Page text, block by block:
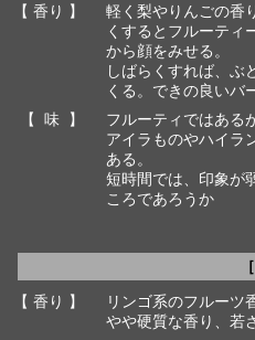
【 香り 】
軽く梨やりんごの香
くするとフルーティ
から顔をみせる。
しばらくすれば、ぶ
くる。できの良いバ
【 味 】
フルーティではある
アイラものやハイラ
ある。
短時間では、印象が
ころであろうか
【 香り 】
リンゴ系のフルーツ
やや硬質な香り、若